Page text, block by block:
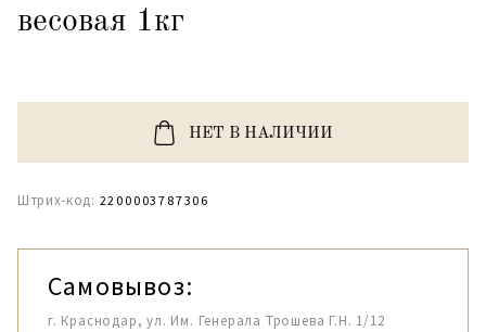
весовая 1кг
НЕТ В НАЛИЧИИ
Штрих-код: 2200003787306
Самовывоз:
г. Краснодар, ул. Им. Генерала Трошева Г.Н. 1/12